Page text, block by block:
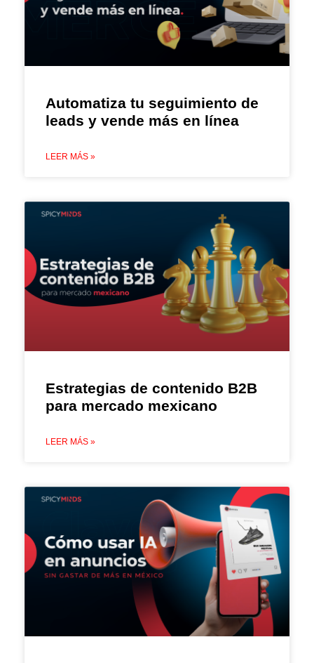
Automatiza tu seguimiento de
leads y vende más en línea
LEER MÁS »
Estrategias de contenido B2B
para mercado mexicano
LEER MÁS »